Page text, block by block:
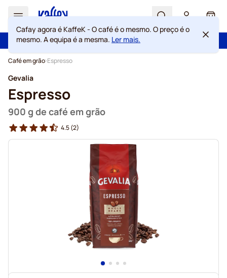
Ir para o Conteúdo
Search Cart
Portes grátis acima de 49 €
100 dias de direito de rescisão
Cafay agora é KaffeK - O café é o mesmo. O preço é o
mesmo. A equipa é a mesma. Ler mais.
Café em grão Espresso
Gevalia
Espresso
900 g de café em grão
4.5(2)